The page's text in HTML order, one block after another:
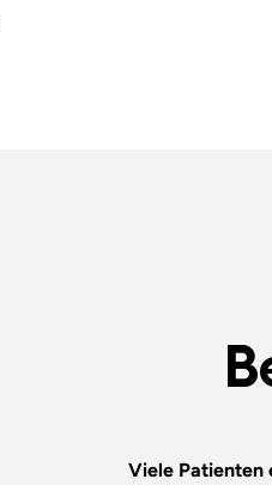
Viele Patienten